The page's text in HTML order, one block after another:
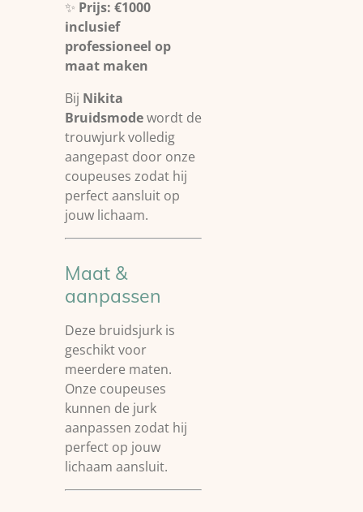
✨ Prijs: €1000
inclusief
professioneel op
maat maken
Bij Nikita
Bruidsmodewordt de
trouwjurk volledig
aangepast door onze
coupeuses zodat hij
perfect aansluit op
jouw lichaam.
Maat &
aanpassen
Deze bruidsjurk is
geschikt voor
meerdere maten.
Onze coupeuses
kunnen de jurk
aanpassen zodat hij
perfect op jouw
lichaam aansluit.